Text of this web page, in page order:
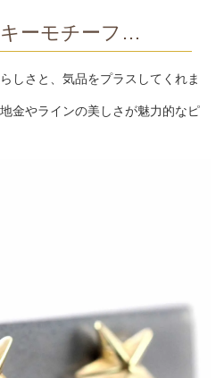
ーモチーフ…
しさと、気品をプラスしてくれま
金やラインの美しさが魅力的なピ